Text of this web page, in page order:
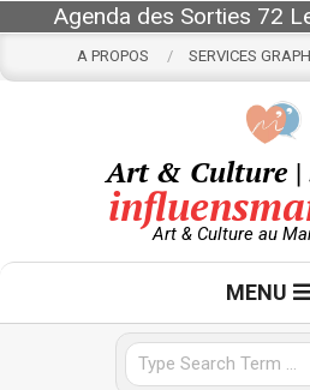
content
Agenda des Sorties 72
A PROPOS SERVICES
Art & Culture |
Art & Culture au
MENU